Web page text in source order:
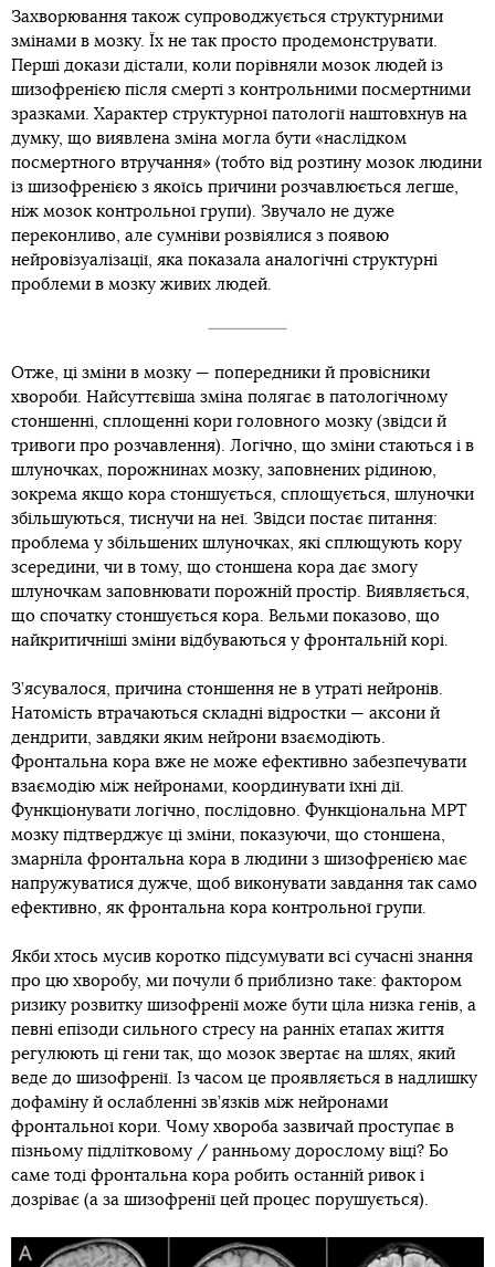
Захворювання також супроводжується структурними
змінами в мозку. Їх не так просто продемонструвати.
Перші докази дістали, коли порівняли мозок людей із
шизофренією після смерті з контрольними посмертними
зразками. Характер структурної патології наштовхнув на
думку, що виявлена зміна могла бути «наслідком
посмертного втручання» (тобто від розтину мозок людини
із шизофренією з якоїсь причини розчавлюється легше,
ніж мозок контрольної групи). Звучало не дуже
переконливо, але сумніви розвіялися з появою
нейровізуалізації, яка показала аналогічні структурні
проблеми в мозку живих людей.
Отже, ці зміни в мозку — попередники й провісники
хвороби. Найсуттєвіша зміна полягає в патологічному
стоншенні, сплощенні кори головного мозку (звідси й
тривоги про розчавлення). Логічно, що зміни стаються і в
шлуночках, порожнинах мозку, заповнених рідиною,
зокрема якщо кора стоншується, сплощується, шлуночки
збільшуються, тиснучи на неї. Звідси постає питання:
проблема у збільшених шлуночках, які сплющують кору
зсередини, чи в тому, що стоншена кора дає змогу
шлуночкам заповнювати порожній простір. Виявляється,
що спочатку стоншується кора. Вельми показово, що
найкритичніші зміни відбуваються у фронтальній корі.
З’ясувалося, причина стоншення не в утраті нейронів.
Натомість втрачаються складні відростки — аксони й
дендрити, завдяки яким нейрони взаємодіють.
Фронтальна кора вже не може ефективно забезпечувати
взаємодію між нейронами, координувати їхні дії.
Функціонувати логічно, послідовно. Функціональна МРТ
мозку підтверджує ці зміни, показуючи, що стоншена,
змарніла фронтальна кора в людини з шизофренією має
напружуватися дужче, щоб виконувати завдання так само
ефективно, як фронтальна кора контрольної групи.
Якби хтось мусив коротко підсумувати всі сучасні знання
про цю хворобу, ми почули б приблизно таке: фактором
ризику розвитку шизофренії може бути ціла низка генів, а
певні епізоди сильного стресу на ранніх етапах життя
регулюють ці гени так, що мозок звертає на шлях, який
веде до шизофренії. Із часом це проявляється в надлишку
дофаміну й ослабленні зв’язків між нейронами
фронтальної кори. Чому хвороба зазвичай проступає в
пізньому підлітковому / ранньому дорослому віці? Бо
саме тоді фронтальна кора робить останній ривок і
дозріває (а за шизофренії цей процес порушується).